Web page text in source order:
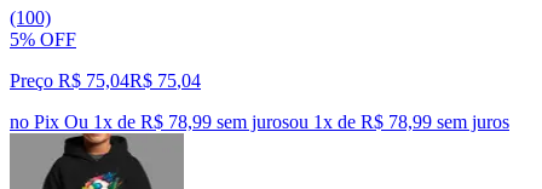
(100)
5% OFF
Preço R$ 75,04R$ 75,04
no Pix Ou 1x de R$ 78,99 sem jurosou 1x de R$ 78,99 sem juros